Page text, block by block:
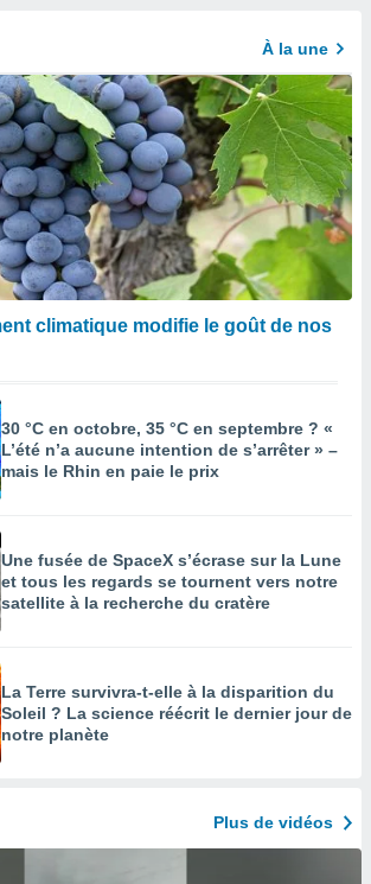
À la une
climatique modifie le goût de nos
30 °C en octobre, 35 °C en septembre ? «
L’été n’a aucune intention de s’arrêter » –
mais le Rhin en paie le prix
Une fusée de SpaceX s’écrase sur la Lune
et tous les regards se tournent vers notre
satellite à la recherche du cratère
La Terre survivra-t-elle à la disparition du
Soleil ? La science réécrit le dernier jour de
notre planète
Plus de vidéos